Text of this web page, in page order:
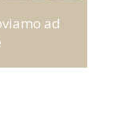
ad